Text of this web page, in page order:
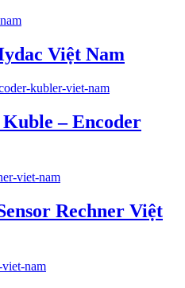
Việt Nam
– Encoder
Rechner Việt